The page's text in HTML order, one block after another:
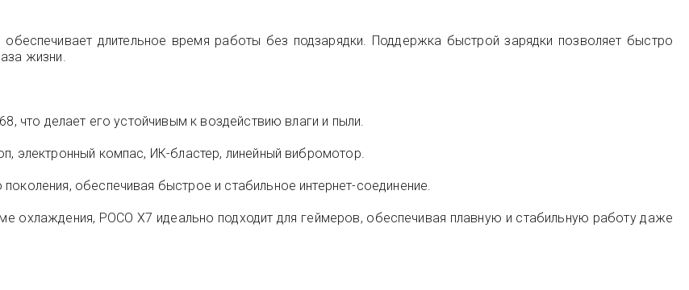
длительное время работы без подзарядки. Поддержка быстрой зарядки позволяет быстро
жизни.
что делает его устойчивым к воздействию влаги и пыли.
электронный компас, ИК-бластер, линейный вибромотор.
обеспечивая быстрое и стабильное интернет-соединение.
охлаждения, POCO X7 идеально подходит для геймеров, обеспечивая плавную и стабильную работу даже